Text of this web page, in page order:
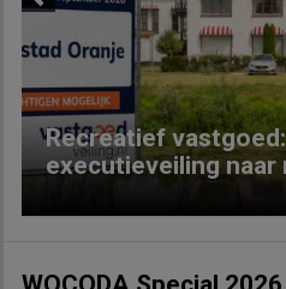
Recreatief
executieveiling